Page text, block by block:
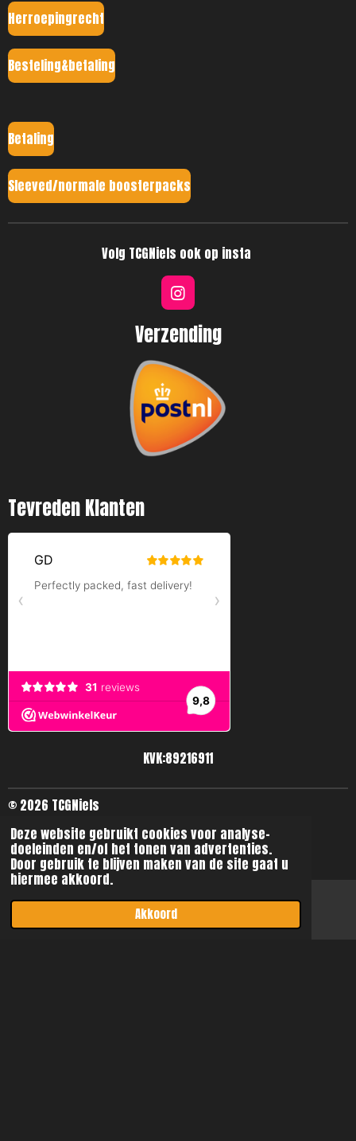
Deze website gebruikt cookies voor analyse-
doeleinden en/of het tonen van advertenties.
Door gebruik te blijven maken van de site gaat u
hiermee akkoord.
Akkoord
Herroepingrecht
Besteling&betaling
Betaling
Sleeved/normale boosterpacks
Volg TCGNiels ook op insta
I
n
s
t
g
a
m
Verzending
Tevreden Klanten
KVK:89216911
© 2026 TCGNiels